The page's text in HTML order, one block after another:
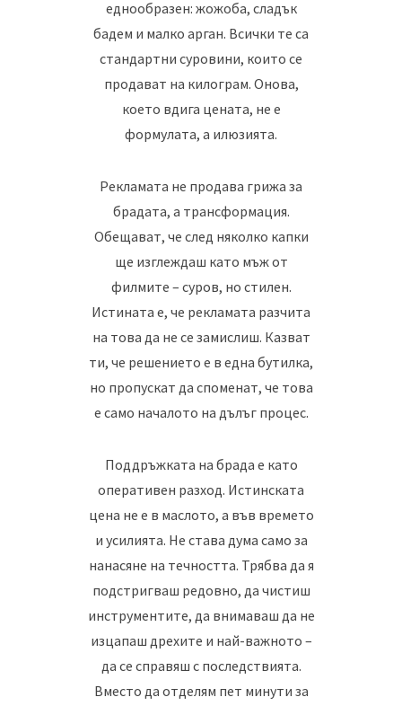
еднообразен: жожоба, сладък
бадем и малко арган. Всички те са
стандартни суровини, които се
продават на килограм. Онова,
което вдига цената, не е
формулата, а илюзията.
Рекламата не продава грижа за
брадата, а трансформация.
Обещават, че след няколко капки
ще изглеждаш като мъж от
филмите – суров, но стилен.
Истината е, че рекламата разчита
на това да не се замислиш. Казват
ти, че решението е в една бутилка,
но пропускат да споменат, че това
е само началото на дълъг процес.
Поддръжката на брада е като
оперативен разход. Истинската
цена не е в маслото, а във времето
и усилията. Не става дума само за
нанасяне на течността. Трябва да я
подстригваш редовно, да чистиш
инструментите, да внимаваш да не
изцапаш дрехите и най-важното –
да се справяш с последствията.
Вместо да отделям пет минути за